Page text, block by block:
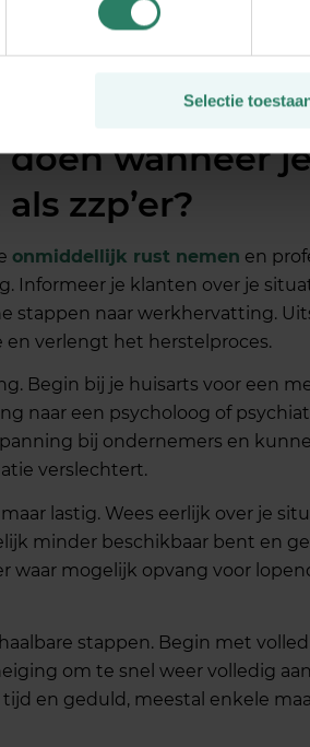
Selectie
contact met andere
te voelen. Overweeg
wanneer
zzp’er?
onmiddellijk rust nemen en
Informeer je klanten over je
stappen naar werkhervatting.
verlengt het herstelproces.
Begin bij je huisarts voor een
naar een psycholoog of
bij ondernemers en
verslechtert.
lastig. Wees eerlijk over je
minder beschikbaar bent en
waar mogelijk opvang voor
stappen. Begin met
om te snel weer volledig
en geduld, meestal enkele